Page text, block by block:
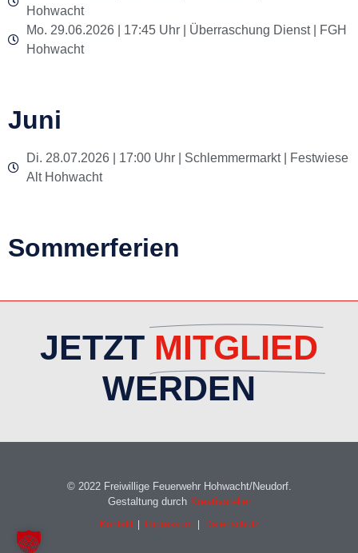
Hohwacht
Mo. 29.06.2026 | 17:45 Uhr | Überraschung Dienst | FGH
Hohwacht
Juni
Di. 28.07.2026 | 17:00 Uhr | Schlemmermarkt | Festwiese
Alt Hohwacht
Sommerferien
JETZT MITGLIED
WERDEN
© 2022 Freiwillige Feuerwehr Hohwacht/Neudorf.
Gestaltung durch Kreativatelier
Kontakt| Impressum| Datenschutz